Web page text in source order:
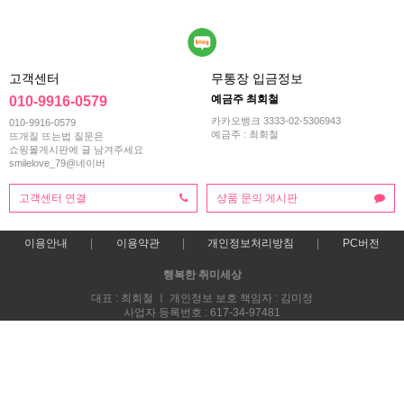
고객센터
010-9916-0579
010-9916-0579
뜨개질 뜨는법 질문은
쇼핑몰게시판에 글 남겨주세요
smilelove_79@네이버
무통장 입금정보
예금주 최회철
카카오뱅크 3333-02-5306943
예금주 : 최회철
고객센터 연결 상품 문의 게시판
이용안내 이용약관 개인정보처리방침 PC버전
행복한 취미세상
대표 : 최회철 ㅣ 개인정보 보호 책임자 : 김미정
사업자 등록번호 : 617-34-97481